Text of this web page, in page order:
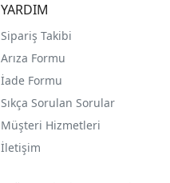
YARDIM
Sipariş Takibi
Arıza Formu
İade Formu
Sıkça Sorulan Sorular
Müşteri Hizmetleri
İletişim